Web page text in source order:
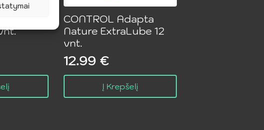
CONTROL Adapta
Nature ExtraLube 12
vnt.
12.99 €
Į Krepšelį